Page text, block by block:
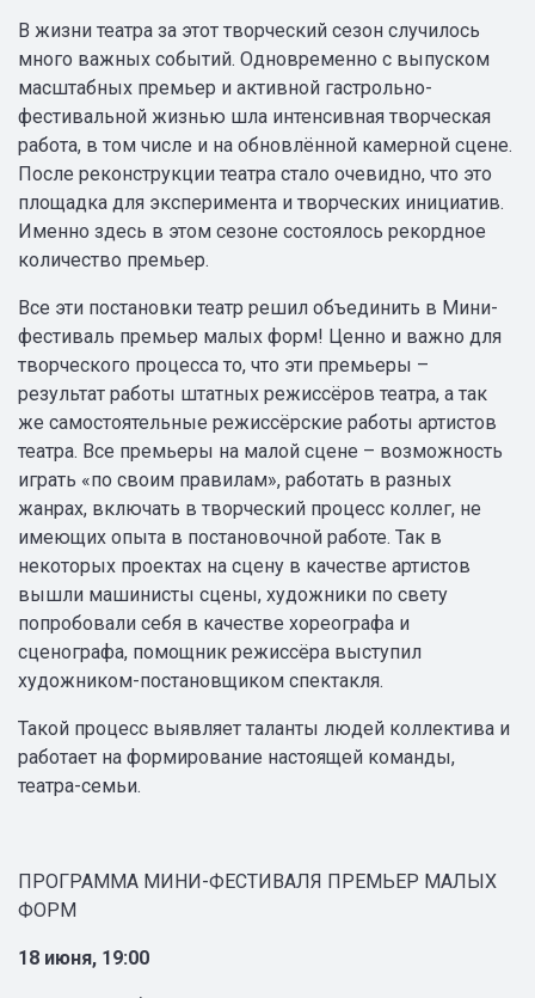
В жизни театра за этот творческий сезон случилось
много важных событий. Одновременно с выпуском
масштабных премьер и активной гастрольно-
фестивальной жизнью шла интенсивная творческая
работа, в том числе и на обновлённой камерной сцене.
После реконструкции театра стало очевидно, что это
площадка для эксперимента и творческих инициатив.
Именно здесь в этом сезоне состоялось рекордное
количество премьер.
Все эти постановки театр решил объединить в Мини-
фестиваль премьер малых форм! Ценно и важно для
творческого процесса то, что эти премьеры –
результат работы штатных режиссёров театра, а так
же самостоятельные режиссёрские работы артистов
театра. Все премьеры на малой сцене – возможность
играть «по своим правилам», работать в разных
жанрах, включать в творческий процесс коллег, не
имеющих опыта в постановочной работе. Так в
некоторых проектах на сцену в качестве артистов
вышли машинисты сцены, художники по свету
попробовали себя в качестве хореографа и
сценографа, помощник режиссёра выступил
художником-постановщиком спектакля.
Такой процесс выявляет таланты людей коллектива и
работает на формирование настоящей команды,
театра-семьи.
ПРОГРАММА МИНИ-ФЕСТИВАЛЯ ПРЕМЬЕР МАЛЫХ
ФОРМ
18 июня, 19:00